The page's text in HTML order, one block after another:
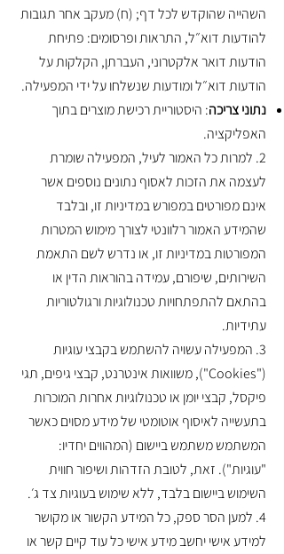
השהייה שהוקדש לכל דף; (ח) מעקב אחר תגובות
להודעות דוא״ל, התראות ופרסומים: ‎פתיחת
הודעות דואר אלקטרוני, העברתן, הקלקות על
הודעות דוא״ל ומודעות שנשלחו על ידי המפעילה.
נתוני צריכה: היסטוריית רכישת מוצרים בתוך
האפליקציה.
2. למרות כל האמור לעיל, המפעילה שומרת
לעצמה את הזכות לאסוף נתונים נוספים אשר
אינם מפורטים במפורש במדיניות זו, ובלבד
שהמידע האמור רלוונטי לצורך מימוש המטרות
המפורטות במדיניות זו, או נדרש לשם התאמת
השירותים, שיפורם, עמידה בהוראות הדין או
בהתאם להתפתחויות טכנולוגיות ורגולטוריות
עתידיות.
3. המפעילה עשויה להשתמש בקבצי עוגיות
("Cookies"), משוואות אינטרנט, קבצי גיפים, תגי
פיקסל, קבצי יומן או טכנולוגיות אחרות המוכרות
בתעשייה לאיסוף אוטומטי של מידע מסוים כאשר
המשתמש משתמש ביישום (המהווים יחדיו:
"עוגיות"). זאת, לטובת הזדהות ושיפור חווית
השימוש ביישום בלבד, ללא שימוש בעוגיות צד ג׳.
4. למען הסר ספק, כל המידע הקשור או מקושר
למידע אישי יחשב מידע אישי כל עוד קיים קשר או